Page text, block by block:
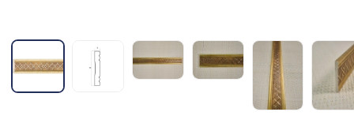
Натуральные покрытия
Перфорированные панели